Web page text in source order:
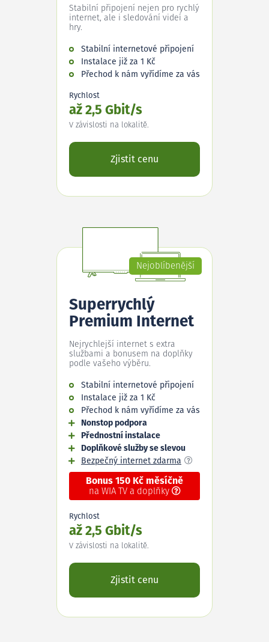
Stabilní připojení nejen pro rychlý
internet, ale i sledování videí a
hry.
Stabilní internetové připojení
Instalace již za 1 Kč
Přechod k nám vyřídíme za vás
Rychlost
až 2,5 Gbit/s
V závislosti na lokalitě.
Zjistit cenu
Nejoblíbenější
Superrychlý
Premium Internet
Nejrychlejší internet s extra
službami a bonusem na doplňky
podle vašeho výběru.
Stabilní internetové připojení
Instalace již za 1 Kč
Přechod k nám vyřídíme za vás
Nonstop podpora
Přednostní instalace
Doplňkové služby se slevou
Bezpečný internet zdarma
Bonus 150 Kč měsíčně
na WIA TV a doplňky
Rychlost
až 2,5 Gbit/s
V závislosti na lokalitě.
Zjistit cenu